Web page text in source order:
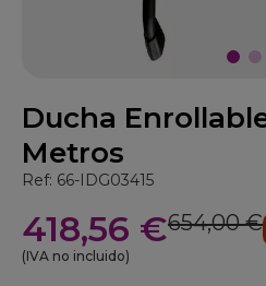
Ducha
Metros
Ref: 66-IDG03415
418,56 €654,00 €
(IVA no incluido)